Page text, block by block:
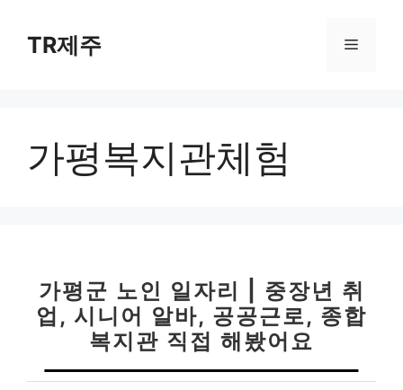
TR제주 메
가평복지관체험
가평군 노인 일자리 | 중장년 취
업, 시니어 알바, 공공근로, 종합
복지관 직접 해봤어요